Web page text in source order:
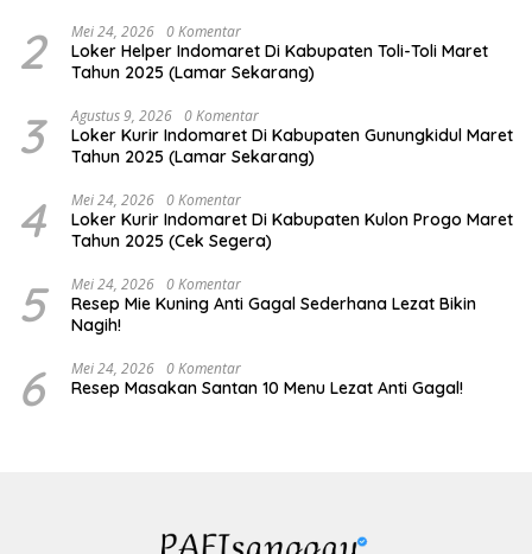
2 Mei 24, 2026 0 Komentar
Loker Helper Indomaret Di Kabupaten Toli-Toli Maret
Tahun 2025 (Lamar Sekarang)
3 Agustus 9, 2026 0 Komentar
Loker Kurir Indomaret Di Kabupaten Gunungkidul Maret
Tahun 2025 (Lamar Sekarang)
4 Mei 24, 2026 0 Komentar
Loker Kurir Indomaret Di Kabupaten Kulon Progo Maret
Tahun 2025 (Cek Segera)
5 Mei 24, 2026 0 Komentar
Resep Mie Kuning Anti Gagal Sederhana Lezat Bikin
Nagih!
6 Mei 24, 2026 0 Komentar
Resep Masakan Santan 10 Menu Lezat Anti Gagal!